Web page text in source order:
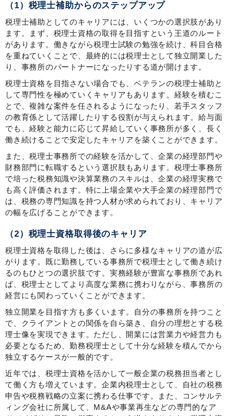
（1）税理士補助からのステップアップ
税理士補助としてのキャリアには、いくつかの選択肢があり
ます。まず、税理士資格の取得を目指すという王道のルート
があります。働きながら税理士試験の勉強を続け、科目合格
を重ねていくことで、最終的には税理士として独立開業した
り、事務所のパートナーになったりする道が開けます。
税理士資格を目指さない場合でも、ベテランの税理士補助と
して専門性を極めていくキャリアもあります。経験を積むこ
とで、複雑な案件を任されるようになったり、若手スタッフ
の教育係として活躍したりする役割が与えられます。給与面
でも、経験と能力に応じて昇給していく事務所が多く、長く
働き続けることで安定したキャリアを築くことができます。
また、税理士事務所での経験を活かして、企業の経理部門や
財務部門に転職するという選択肢もあります。税理士事務所
で培った税務知識や決算業務のスキルは、企業の経理実務で
も高く評価されます。特に上場企業や大手企業の経理部門で
は、税務の専門知識を持つ人材が求められており、キャリア
の幅を広げることができます。
（2）税理士資格取得後のキャリア
税理士資格を取得した後は、さらに多様なキャリアの道が広
がります。既に勤務している事務所で税理士として働き続け
るのもひとつの選択肢です。実務経験が豊富な事務所であれ
ば、税理士としてより高度な業務に携わりながら、事務所の
経営にも関わっていくことができます。
独立開業を目指す方も多くいます。自分の事務所を持つこと
で、クライアントとの関係を自ら築き、自分の理想とする税
理士像を実現できます。ただし、開業には営業力や経営力も
必要となるため、勤務税理士として十分な経験を積んでから
独立するケースが一般的です。
近年では、税理士資格を活かして一般企業の税務担当者とし
て働く方も増えています。企業内税理士として、自社の税務
申告や税務戦略の立案に携わる仕事です。また、コンサルテ
ィング会社に所属して、M&Aや事業再生などの専門的なア